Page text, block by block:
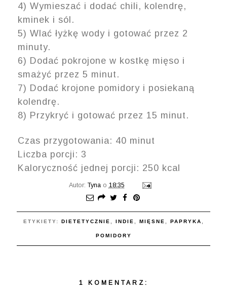
4) Wymieszać i dodać chili, kolendrę,
kminek i sól.
5) Wlać łyżkę wody i gotować przez 2
minuty.
6) Dodać pokrojone w kostkę mięso i
smażyć przez 5 minut.
7) Dodać krojone pomidory i posiekaną
kolendrę.
8) Przykryć i gotować przez 15 minut.
Czas przygotowania: 40 minut
Liczba porcji: 3
Kaloryczność jednej porcji: 250 kcal
Autor:Tyna o 18:35
ETYKIETY: DIETETYCZNIE INDIE MIĘSNE PAPRYKA
POMIDORY
1 KOMENTARZ: